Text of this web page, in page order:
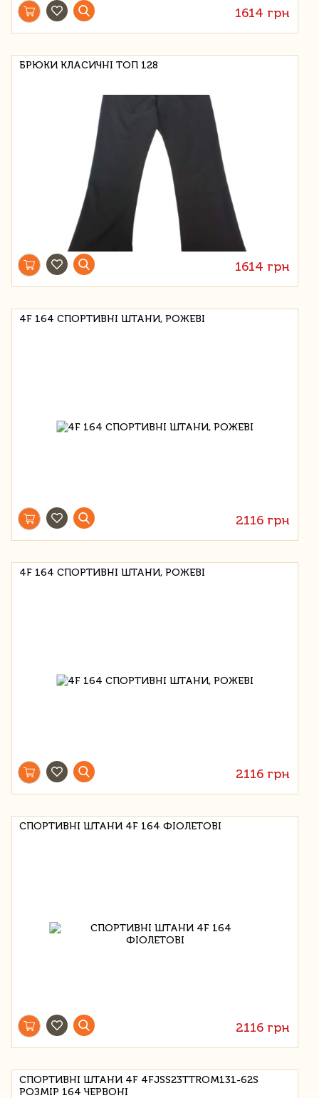
1614 грн
БРЮКИ КЛАСИЧНІ ТОП 128
1614 грн
4F 164 СПОРТИВНІ ШТАНИ, РОЖЕВІ
2116 грн
4F 164 СПОРТИВНІ ШТАНИ, РОЖЕВІ
2116 грн
СПОРТИВНІ ШТАНИ 4F 164 ФІОЛЕТОВІ
2116 грн
СПОРТИВНІ ШТАНИ 4F 4FJSS23TTROM131-62S
РОЗМІР 164 ЧЕРВОНІ